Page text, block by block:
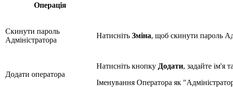
Операція
Скинути пароль
Адміністратора
Натисніть Зміна, щоб скинути пароль
Додати оператора
Натисніть кнопку Додати, задайте ім'я
Іменування Оператора як